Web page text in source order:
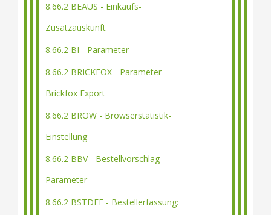
8.66.2 BEAUS - Einkaufs-
Zusatzauskunft
8.66.2 BI - Parameter
8.66.2 BRICKFOX - Parameter
Brickfox Export
8.66.2 BROW - Browserstatistik-
Einstellung
8.66.2 BBV - Bestellvorschlag
Parameter
8.66.2 BSTDEF - Bestellerfassung: